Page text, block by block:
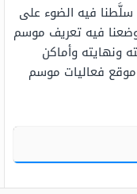
فيه الضوء على
فيه تعريف موسم
بدايته ونهايته وأماكن
موقع فعاليات موسم